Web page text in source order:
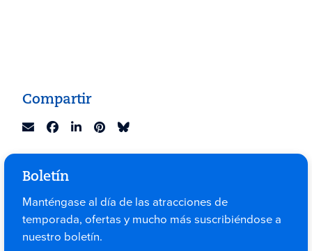
Compartir
Boletín
Manténgase al día de las atracciones de
temporada, ofertas y mucho más suscribiéndose a
nuestro boletín.